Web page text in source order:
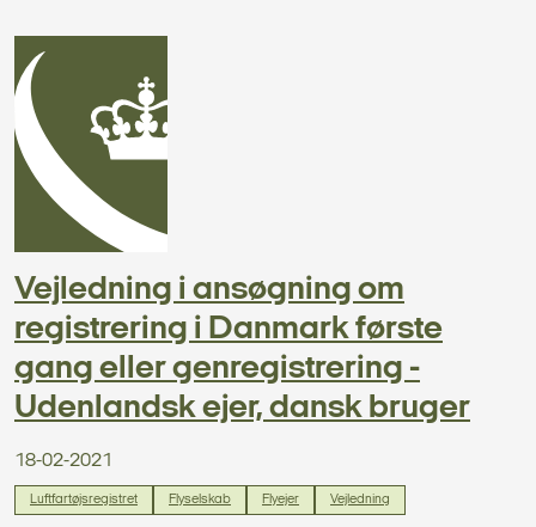
Vejledning i ansøgning om
registrering i Danmark første
gang eller genregistrering -
Udenlandsk ejer, dansk bruger
18-02-2021
Luftfartøjsregistret Flyselskab Flyejer Vejledning